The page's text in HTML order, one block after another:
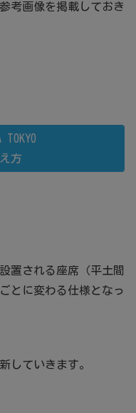
考画像を掲載しておき
TOKYO
方
置される座席（平土間
とに変わる仕様となっ
していきます。